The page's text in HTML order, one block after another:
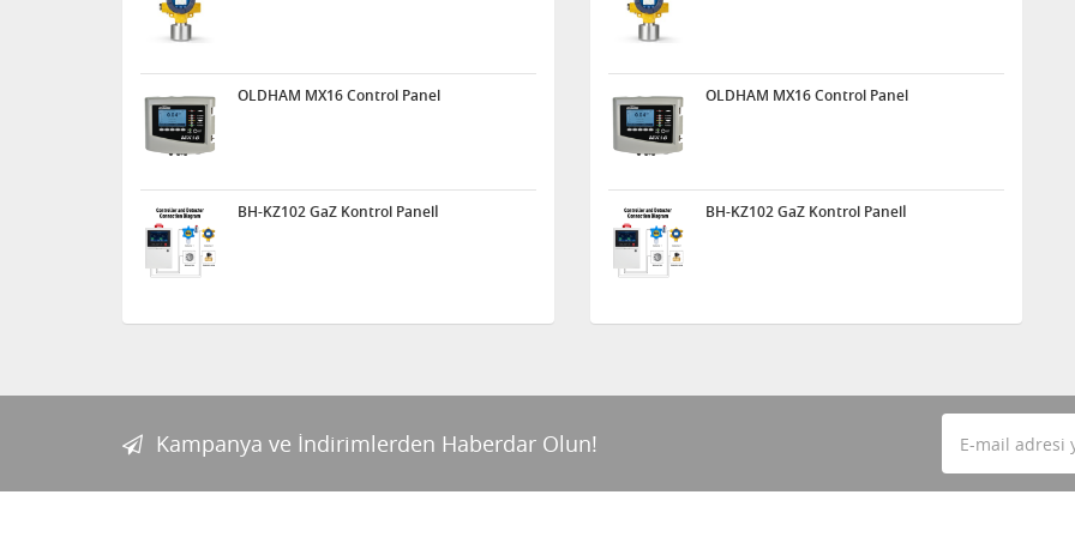
OLDHAM MX16 Control Panel
BH-KZ102 GaZ Kontrol Panelİ
OLDHAM MX16 Control Panel
BH-KZ102 GaZ Kontrol Panelİ
Kampanya ve İndirimlerden Haberdar Olun!